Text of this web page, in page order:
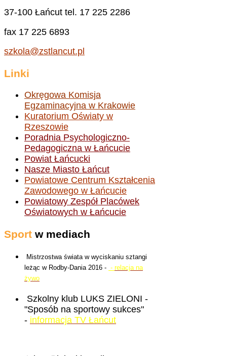
37-100 Łańcut tel. 17 225 2286
fax 17 225 6893
szkola@zstlancut.pl
Linki
Okręgowa Komisja
Egzaminacyjna w Krakowie
Kuratorium Oświaty w
Rzeszowie
Poradnia Psychologiczno-
Pedagogiczna w Łańcucie
Powiat Łańcucki
Nasze Miasto Łańcut
Powiatowe Centrum Kształcenia
Zawodowego w Łańcucie
Powiatowy Zespół Placówek
Oświatowych w Łańcucie
Sport w mediach
Mistrzostwa świata w wyciskaniu sztangi
leżąc w Rodby-Dania 2016 - - relacja na
żywo
Szkolny klub LUKS ZIELONI -
"Sposób na sportowy sukces"
- informacja TV Łańcut